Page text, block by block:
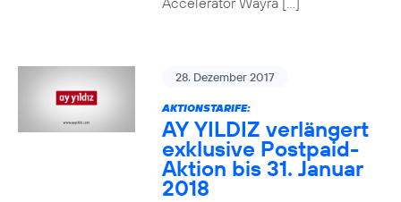
28. Dezember 2017
AKTIONSTARIFE:
AY YILDIZ verlängert
exklusive Postpaid-
Aktion bis 31. Januar
2018